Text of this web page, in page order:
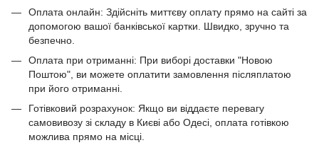
Оплата онлайн: Здійсніть миттєву оплату прямо на сайті за
допомогою вашої банківської картки. Швидко, зручно та
безпечно.
Оплата при отриманні: При виборі доставки "Новою
Поштою", ви можете оплатити замовлення післяплатою
при його отриманні.
Готівковий розрахунок: Якщо ви віддаєте перевагу
самовивозу зі складу в Києві або Одесі, оплата готівкою
можлива прямо на місці.